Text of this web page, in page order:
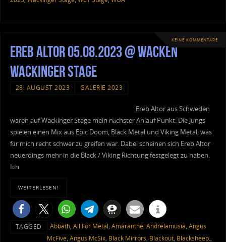
KEINE KOMMENTARE
Ereb Altor 05.08.2023 @ Wacken
Wackinger Stage
28. AUGUST 2023 GALERIE 2023
Ereb Altor aus Schweden
waren auf Wackinger Stage mein nächster Anlauf Punkt. Die Jungs
spielen einen Mix aus Epic Doom, Black Metal und Viking Metal, was
für mich recht schwer zu greifen war. Dabei scheinen sich Ereb Altor
neuerdings mehr in die Black / Viking Richtung festgelegt zu haben.
Ich
WEITERLESEN!
TAGGED Abbath, All For Metal, Amaranthe, Andrelamusia, Angus
McFive, Angus McSix, Black Mirrors, Blackout, Blacksheep.,